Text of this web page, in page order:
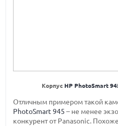
Корпус HP PhotoSmart
Отличным примером такой
PhotoSmart 945 – не менее
конкурент от Panasonic.